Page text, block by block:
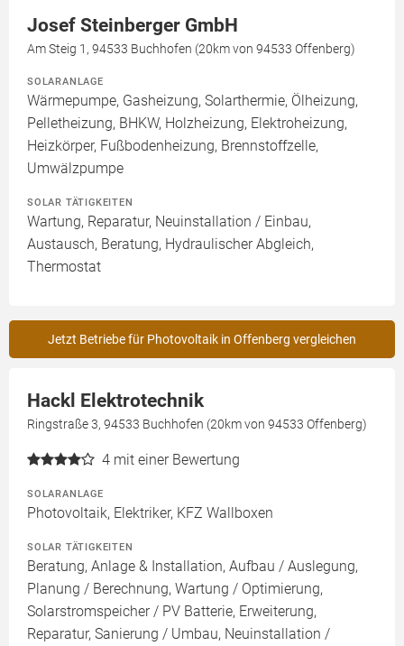
Josef Steinberger GmbH
Am Steig 1, 94533 Buchhofen (20km von 94533 Offenberg)
SOLARANLAGE
Wärmepumpe, Gasheizung, Solarthermie, Ölheizung,
Pelletheizung, BHKW, Holzheizung, Elektroheizung,
Heizkörper, Fußbodenheizung, Brennstoffzelle,
Umwälzpumpe
SOLAR TÄTIGKEITEN
Wartung, Reparatur, Neuinstallation / Einbau,
Austausch, Beratung, Hydraulischer Abgleich,
Thermostat
Jetzt Betriebe für Photovoltaik in Offenberg vergleichen
Hackl Elektrotechnik
Ringstraße 3, 94533 Buchhofen (20km von 94533 Offenberg)
4 mit einer Bewertung
SOLARANLAGE
Photovoltaik, Elektriker, KFZ Wallboxen
SOLAR TÄTIGKEITEN
Beratung, Anlage & Installation, Aufbau / Auslegung,
Planung / Berechnung, Wartung / Optimierung,
Solarstromspeicher / PV Batterie, Erweiterung,
Reparatur, Sanierung / Umbau, Neuinstallation /